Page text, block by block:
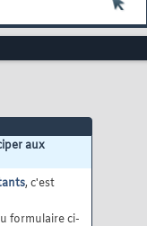
aux
, c'est
formulaire ci-